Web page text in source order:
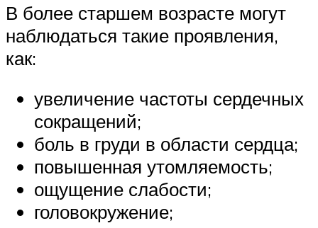
В более старшем возрасте могут
наблюдаться такие проявления,
как:
увеличение частоты сердечных
сокращений;
боль в груди в области сердца;
повышенная утомляемость;
ощущение слабости;
головокружение;